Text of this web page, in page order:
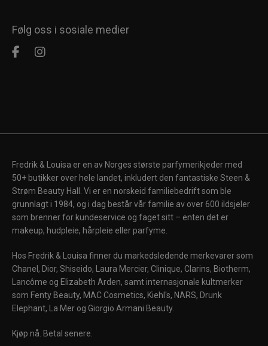
Følg oss i sosiale medier
Fredrik & Louisa er en av Norges største parfymerikjeder med
50+ butikker over hele landet, inkludert den fantastiske Steen &
Strøm Beauty Hall. Vi er en norskeid familiebedrift som ble
grunnlagt i 1984, og i dag består vår familie av over 600 ildsjeler
som brenner for kundeservice og faget sitt – enten det er
makeup, hudpleie, hårpleie eller parfyme.
Hos Fredrik & Louisa finner du markedsledende merkevarer som
Chanel, Dior, Shiseido, Laura Mercier, Clinique, Clarins, Biotherm,
Lancôme og Elizabeth Arden, samt internasjonale kultmerker
som Fenty Beauty, MAC Cosmetics, Kiehl's, NARS, Drunk
Elephant, La Mer og Giorgio Armani Beauty.
Kjøp nå. Betal senere.